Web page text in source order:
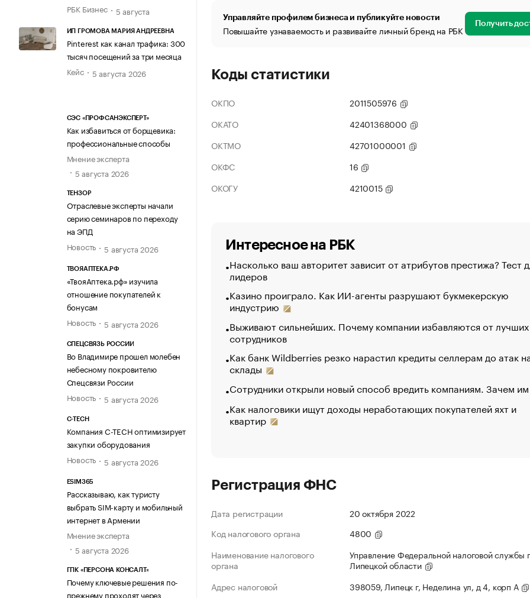
РБК Бизнес
5 августа
ИП ГРОМОВА МАРИЯ АНДРЕЕВНА
Pinterest как канал трафика: 300
тысяч посещений за три месяца
Кейс
5 августа 2026
СЭС «ПРОФСАНЭКСПЕРТ»
Как избавиться от борщевика:
профессиональные способы
Мнение эксперта
5 августа 2026
ТЕНЗОР
Отраслевые эксперты начали
серию семинаров по переходу
на ЭПД
Новость
5 августа 2026
ТВОЯАПТЕКА.РФ
«ТвояАптека.рф» изучила
отношение покупателей к
бонусам
Новость
5 августа 2026
СПЕЦСВЯЗЬ РОССИИ
Во Владимире прошел молебен
небесному покровителю
Спецсвязи России
Новость
5 августа 2026
C-TECH
Компания C-TECH оптимизирует
закупки оборудования
Новость
5 августа 2026
ESIM365
Рассказываю, как туристу
выбрать SIM-карту и мобильный
интернет в Армении
Мнение эксперта
5 августа 2026
ГПК «ПЕРСОНА КОНСАЛТ»
Почему ключевые решения по-
прежнему проходят через
Управляйте профилем бизнеса и публикуйте новости
Повышайте узнаваемость и развивайте личный бренд на РБК Получить
Коды статистики
ОКПО
2011505976
ОКАТО
42401368000
ОКТМО
42701000001
ОКФС
16
ОКОГУ
4210015
Интересное на РБК
Насколько ваш авторитет зависит от атрибутов престижа? Тест
лидеров
Казино проиграло. Как ИИ-агенты разрушают букмекерскую
индустрию
Выживают сильнейших. Почему компании избавляются от лучших
сотрудников
Как банк Wildberries резко нарастил кредиты селлерам до атак
склады
Сотрудники открыли новый способ вредить компаниям. Зачем
Как налоговики ищут доходы неработающих покупателей яхт и
квартир
Регистрация ФНС
Дата регистрации
20 октября 2022
Код налогового органа
4800
Наименование налогового
органа
Управление Федеральной налоговой службы
Липецкой области
Адрес налоговой
398059, Липецк г, Неделина ул, д 4, корп А